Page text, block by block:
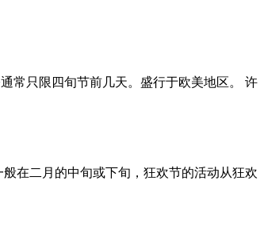
常只限四旬节前几天。盛行于欧美地区。 许
在二月的中旬或下旬，狂欢节的活动从狂欢